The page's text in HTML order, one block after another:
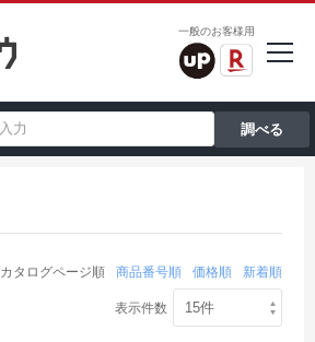
一般のお客様用
カタログページ順 商品番号順 価格順 新着順
表示件数